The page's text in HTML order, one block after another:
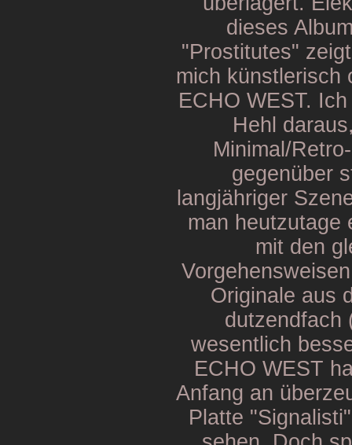
dieses
"Prostitutes"
mich künstlerisch
ECHO WEST.
Hehl
Minimal/
gegenüber
langjähriger
man heutzutage
mit den
Originale aus
dutzendfach
wesentlich
ECHO WEST
Anfang an
Platte